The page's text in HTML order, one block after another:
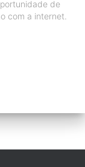
de
com a internet.